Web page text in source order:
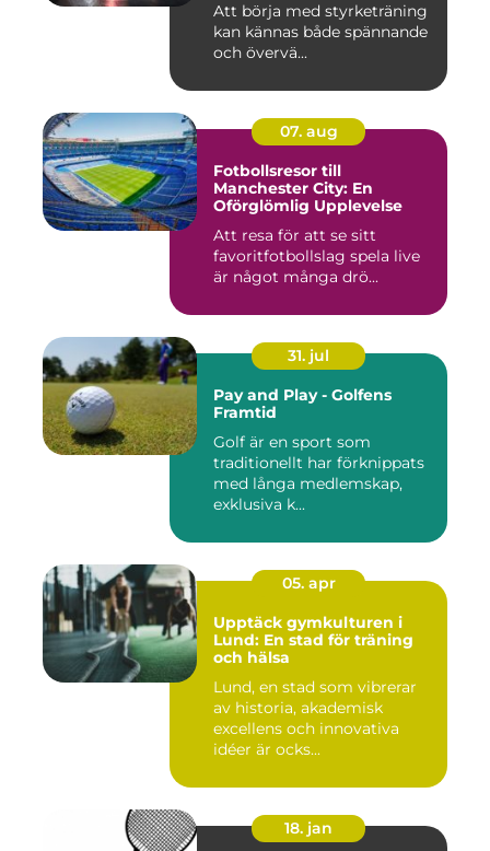
Att börja med styrketräning
kan kännas både spännande
och övervä...
07. aug
Fotbollsresor till
Manchester City: En
Oförglömlig Upplevelse
Att resa för att se sitt
favoritfotbollslag spela live
är något många drö...
31. jul
Pay and Play - Golfens
Framtid
Golf är en sport som
traditionellt har förknippats
med långa medlemskap,
exklusiva k...
05. apr
Upptäck gymkulturen i
Lund: En stad för träning
och hälsa
Lund, en stad som vibrerar
av historia, akademisk
excellens och innovativa
idéer är ocks...
18. jan